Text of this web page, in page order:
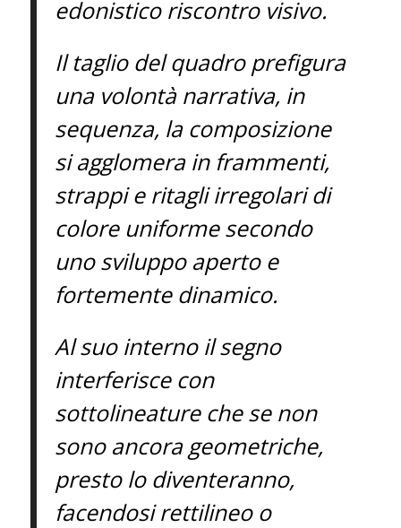
edonistico riscontro visivo.
Il taglio del quadro prefigura
una volontà narrativa, in
sequenza, la composizione
si agglomera in frammenti,
strappi e ritagli irregolari di
colore uniforme secondo
uno sviluppo aperto e
fortemente dinamico.
Al suo interno il segno
interferisce con
sottolineature che se non
sono ancora geometriche,
presto lo diventeranno,
facendosi rettilineo o